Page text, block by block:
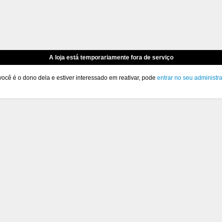
A loja está temporariamente fora de serviço
é o dono dela e estiver interessado em reativar, pode entrar no seu